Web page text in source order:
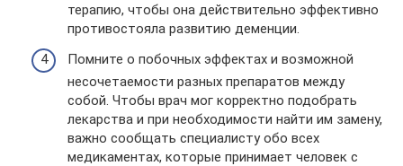
терапию, чтобы она действительно эффективно
противостояла развитию деменции.
Помните о побочных эффектах и возможной
несочетаемости разных препаратов между
собой. Чтобы врач мог корректно подобрать
лекарства и при необходимости найти им замену,
важно сообщать специалисту обо всех
медикаментах, которые принимает человек с